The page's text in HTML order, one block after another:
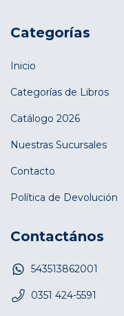
Categorías
Inicio
Categorías de Libros
Catálogo 2026
Nuestras Sucursales
Contacto
Política de Devolución
Contactános
543513862001
0351 424-5591